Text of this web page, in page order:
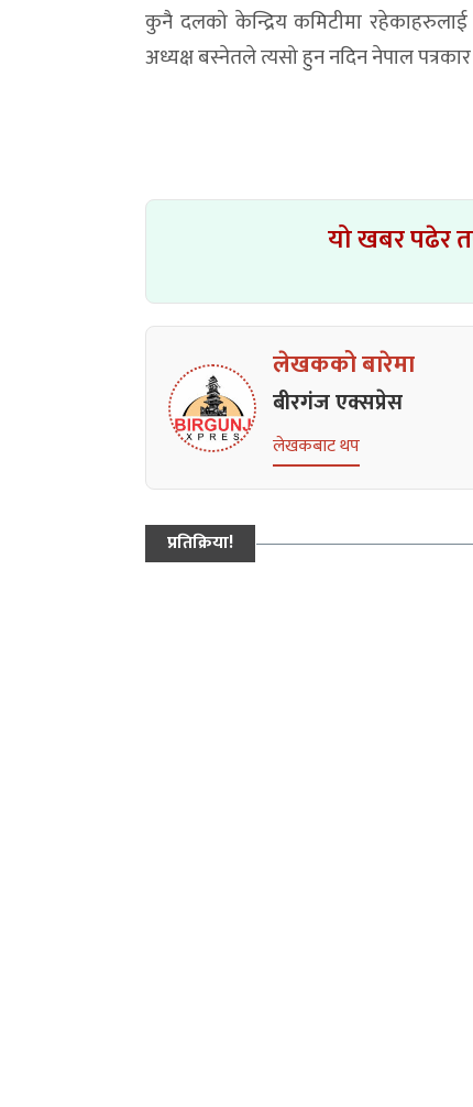
कुनै दलको केन्द्रिय कमिटीमा
अध्यक्ष बस्नेतले त्यसो हुन नदिन नेपाल
यो खबर पढेर
लेखकको बारेमा
बीरगंज एक्सप्रेस
लेखकबाट थप
प्रतिक्रिया!